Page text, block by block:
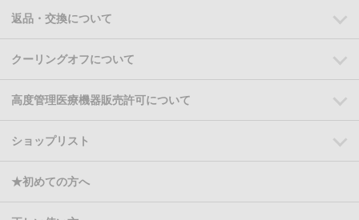
返品・交換について
クーリングオフについて
高度管理医療機器販売許可について
ショップリスト
★初めての方へ